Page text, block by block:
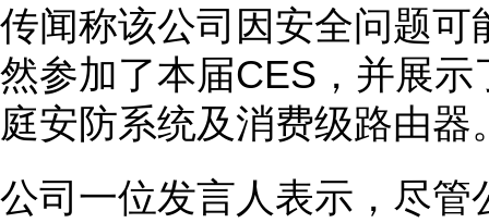
传闻称该公司因安全问题
然参加了本届CES，并展
庭安防系统及消费级路由器
公司一位发言人表示，尽